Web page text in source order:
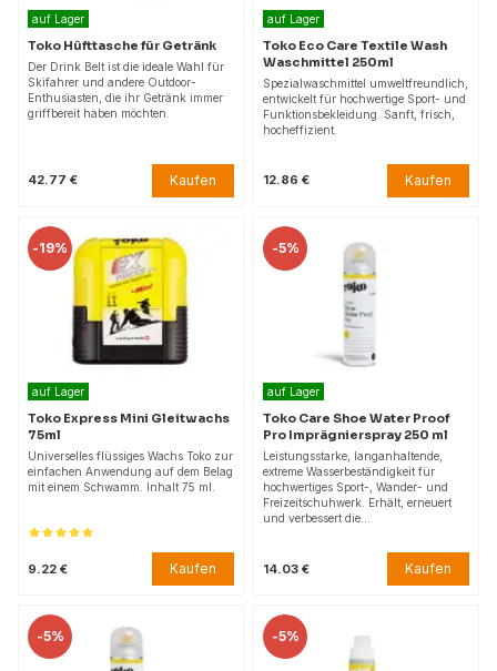
auf Lager
Toko Hüfttasche für Getränk
Der Drink Belt ist die ideale Wahl für
Skifahrer und andere Outdoor-
Enthusiasten, die ihr Getränk immer
griffbereit haben möchten.
42.77 € Kaufen
auf Lager
Toko Eco Care Textile Wash
Waschmittel 250ml
Spezialwaschmittel umweltfreundlich,
entwickelt für hochwertige Sport- und
Funktionsbekleidung. Sanft, frisch,
hocheffizient.
12.86 € Kaufen
-19%
auf Lager
Toko Express Mini Gleitwachs
75ml
Universelles flüssiges Wachs Toko zur
einfachen Anwendung auf dem Belag
mit einem Schwamm. Inhalt 75 ml.
9.22 € Kaufen
-5%
auf Lager
Toko Care Shoe Water Proof
Pro Imprägnierspray 250 ml
Leistungsstarke, langanhaltende,
extreme Wasserbeständigkeit für
hochwertiges Sport-, Wander- und
Freizeitschuhwerk. Erhält, erneuert
und verbessert die…
14.03 € Kaufen
-5% -5%